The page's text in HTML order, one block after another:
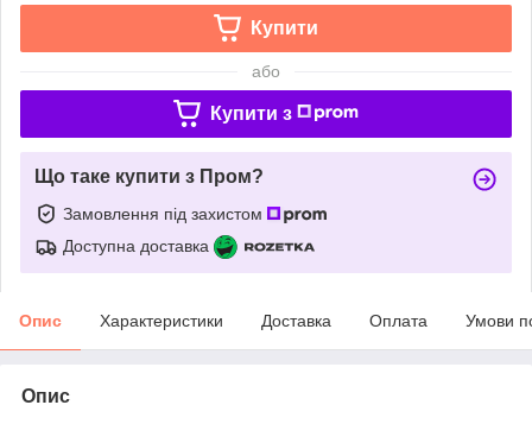
Купити
або
Купити з
Що таке купити з Пром?
Замовлення під захистом
Доступна доставка
Опис Характеристики Доставка Оплата Умови
Опис